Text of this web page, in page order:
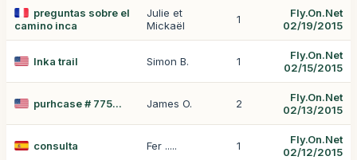
preguntas sobre el
camino inca
Julie et
Mickaël
1
Fly.On.Net
02/19/2015
Inka trail Simon B. 1
Fly.On.Net
02/15/2015
purhcase # 775... James O. 2
Fly.On.Net
02/13/2015
consulta Fer ..... 1
Fly.On.Net
02/12/2015